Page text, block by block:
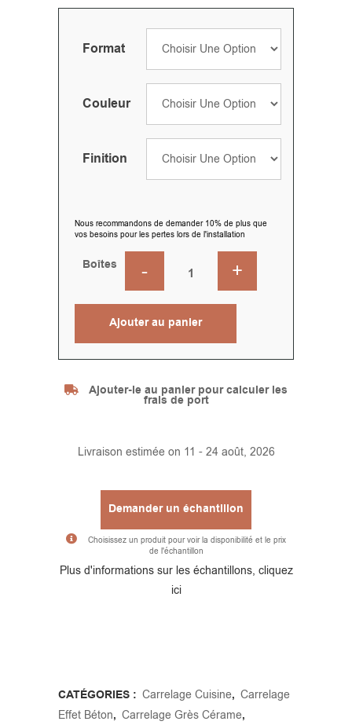
Format
Couleur
Finition
Nous recommandons de demander 10% de plus que
vos besoins pour les pertes lors de l'installation
Boîtes
Ajouter au panier
Ajouter-le au panier pour calculer les
frais de port
Livraison estimée on 11 - 24 août, 2026
Demander un échantillon
Choisissez un produit pour voir la disponibilité et le prix
de l'échantillon
Alternative:
Plus d'informations sur les échantillons, cliquez
ici
CATÉGORIES : Carrelage Cuisine, Carrelage
Effet Béton, Carrelage Grès Cérame,